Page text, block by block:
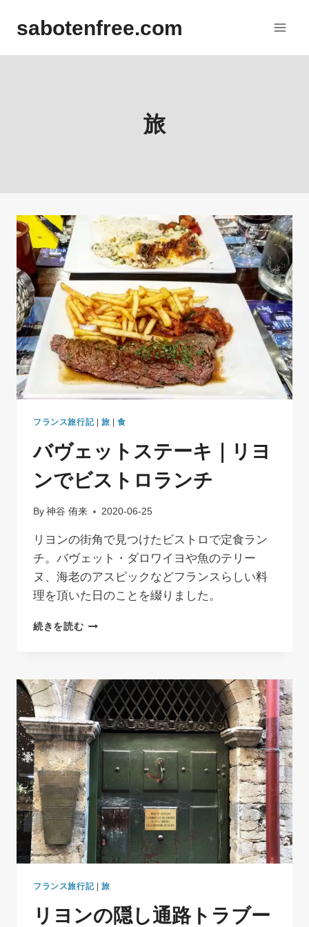
sabotenfree.com
旅
フランス旅行記| 旅 |食
バヴェットステーキ｜リヨ
ンでビストロランチ
By 神谷 侑来 2020-06-25
リヨンの街角で見つけたビストロで定食ラン
チ。バヴェット・ダロワイヨや魚のテリー
ヌ、海老のアスピックなどフランスらしい料
理を頂いた日のことを綴りました。
続きを読むバ
ト
ス
テ
ー
キ
｜
リ
ヨ
ン
で
ビ
ス
ト
ラ
チ
フランス旅行記| 旅
リヨンの隠し通路トラブー